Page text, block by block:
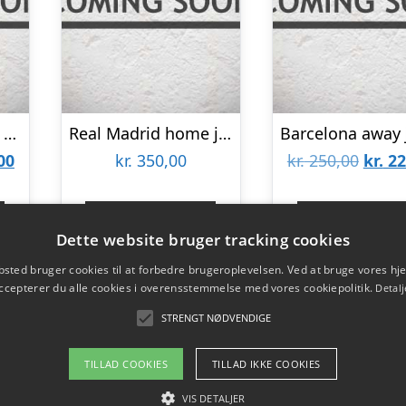
Joma Europa team sport jersey – 10 – CRF-Medium
Den
kr. 225,00.
Real Madrid home jersey – Dahl 93-M
kr. 350,00
Gå til shop
kr.250,00 Den
kr.
kr.
Gå til shop
Dette website bruger tracking cookies
bruger cookies til at forbedre brugeroplevelsen. Ved at bruge vores
du alle cookies i overensstemmelse med vores cookiepolitik.
STRENGT NØDVENDIGE
TILLAD COOKIES TILLAD IKKE COOKIES
VIS DETALJER